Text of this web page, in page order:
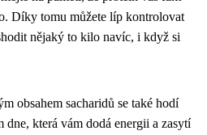
Díky tomu můžete líp kontrolovat
nějaký to kilo navíc, i když si
obsahem sacharidů se také hodí
dne, která vám dodá energii a zasytí